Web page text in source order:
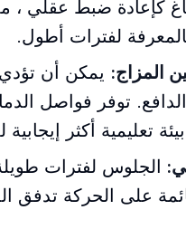
كإعادة ضبط عقلي ،
لفترات أطول.
المزاج: يمكن أن تؤدي
توفر فواصل
تعليمية أكثر إيجابية
الجلوس لفترات
على الحركة تدفق